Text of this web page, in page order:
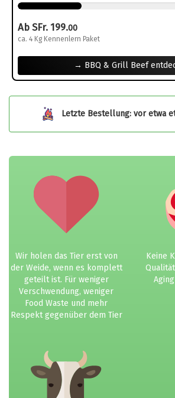
Ab SFr. 199.00
ca. 4 Kg Kennenlern Paket
→ BBQ & Grill Beef
Letzte Bestellung: vor etwa
Wir holen das Tier erst von
der Weide, wenn es komplett
geteilt ist. Für weniger
Verschwendung, weniger
Food Waste und mehr
Respekt gegenüber dem Tier
Keine